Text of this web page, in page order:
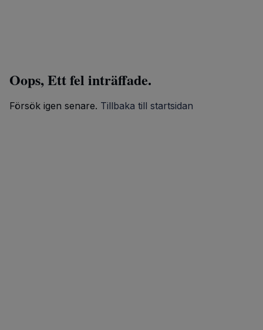
Oops, Ett fel inträffade.
Försök igen senare. Tillbaka till startsidan